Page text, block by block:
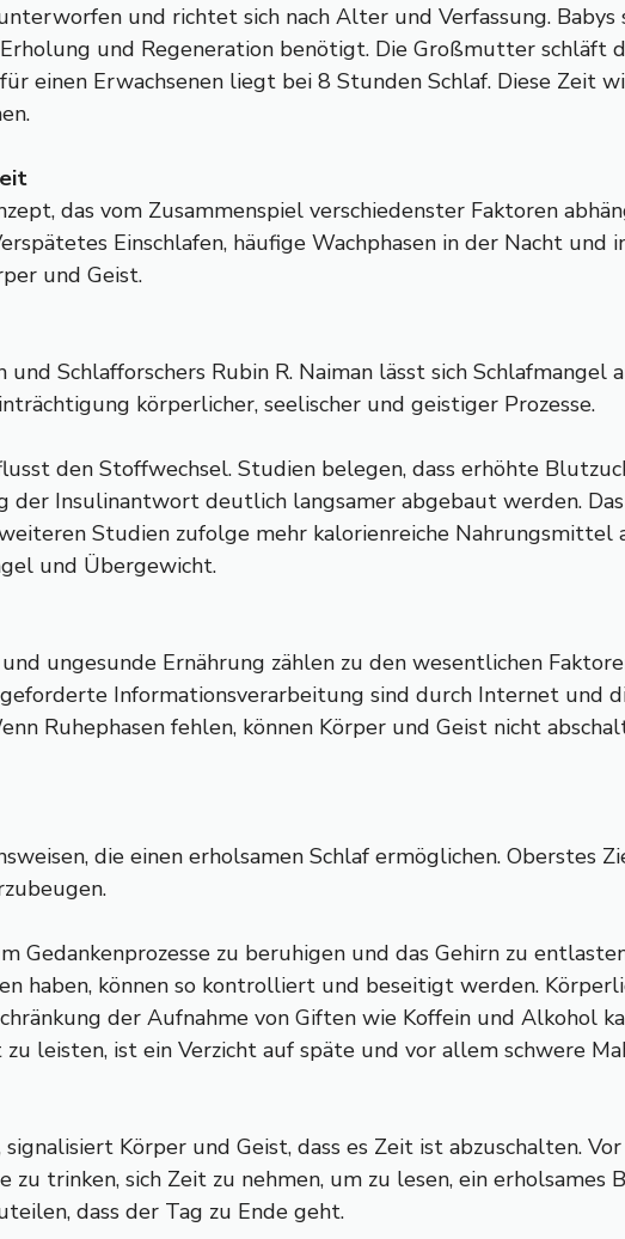
und richtet sich nach Alter und Verfassung.
und Regeneration benötigt. Die Großmutter schläft
einen Erwachsenen liegt bei 8 Stunden Schlaf. Diese Zeit
das vom Zusammenspiel verschiedenster Faktoren
Einschlafen, häufige Wachphasen in der Nacht
und Geist.
und Schlafforschers Rubin R. Naiman lässt sich
körperlicher, seelischer und geistiger Prozesse.
den Stoffwechsel. Studien belegen, dass erhöhte
der Insulinantwort deutlich langsamer abgebaut werden.
Studien zufolge mehr kalorienreiche
und Übergewicht.
ungesunde Ernährung zählen zu den wesentlichen
Informationsverarbeitung sind durch Internet und
Ruhephasen fehlen, können Körper und Geist nicht
die einen erholsamen Schlaf ermöglichen. Oberstes
Gedankenprozesse zu beruhigen und das Gehirn zu
haben, können so kontrolliert und beseitigt werden.
der Aufnahme von Giften wie Koffein und Alkohol
leisten, ist ein Verzicht auf späte und vor allem schwere
Körper und Geist, dass es Zeit ist abzuschalten.
zu trinken, sich Zeit zu nehmen, um zu lesen, ein erholsames
dass der Tag zu Ende geht.